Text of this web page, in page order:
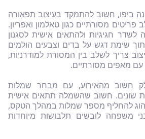
ביפו, חשוב להתמקד בעיצוב תפאורה
מסורתיים כגון טאלמון ואפריון.
לשדר חגיגיות ולהתאים אישית לסגנון
תוך שימת דגש על בדים וצבעים הולמים
צריך לשלב בין המסורת למודרניות,
עם מאפים מסורתיים.
חשוב מהאירוע, עם מבחר שמלות
שונים. חשוב שהשמלה תתאים אישית
להחליף מספר שמלות במהלך הטקס,
משפחה לובשים תלבושות מיוחדות